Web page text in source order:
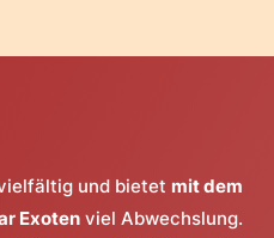
und bietet mit dem
Exoten viel Abwechslung.